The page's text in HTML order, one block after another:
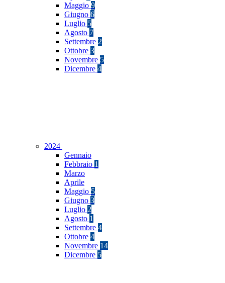
Maggio 9
Giugno 6
Luglio 5
Agosto 7
Settembre 2
Ottobre 3
Novembre 5
Dicembre 4
2024
Gennaio
Febbraio 1
Marzo
Aprile
Maggio 5
Giugno 3
Luglio 2
Agosto 1
Settembre 4
Ottobre 4
Novembre 14
Dicembre 5